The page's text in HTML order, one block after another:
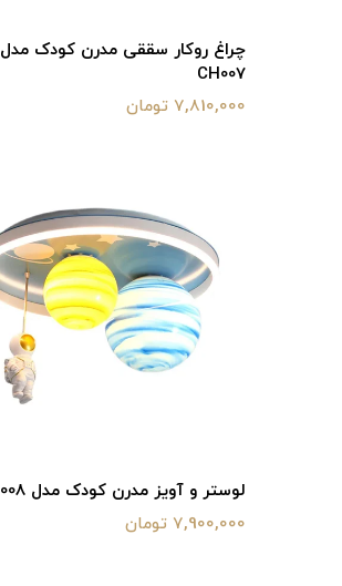
چراغ روکار سققی مدرن کودک مدل
CH007
7,810,000 تومان
لوستر و آویز مدرن کودک مدل CH008
7,900,000 تومان